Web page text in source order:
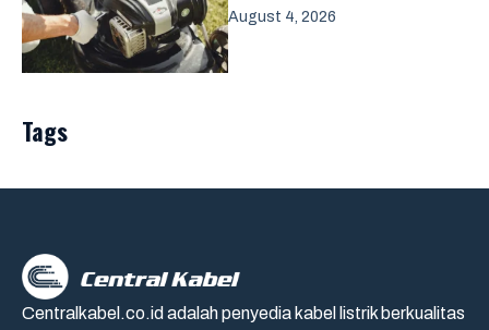
August 4, 2026
Tags
Centralkabel.co.id adalah penyedia kabel listrik berkualitas